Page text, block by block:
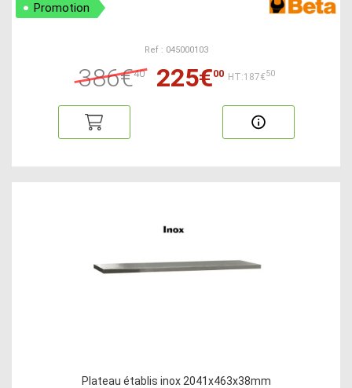
Promotion
Ref : 045000103
386€40 225€00 HT:187€50
Plateau établis inox 2041x463x38mm